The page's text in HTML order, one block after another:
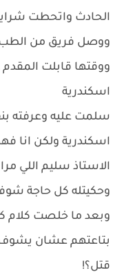
الحادث واتحطت
ووصل فريق من الطب
ووقتها قابلت
اسكندرية
سلمت عليه وعرفته
اسكندرية ولكن انا
الاستاذ سليم اللي
وحكيتله كل حاجة
وبعد ما خلصت كلام
بتاعتهم عشان يشوف
قتل؟!